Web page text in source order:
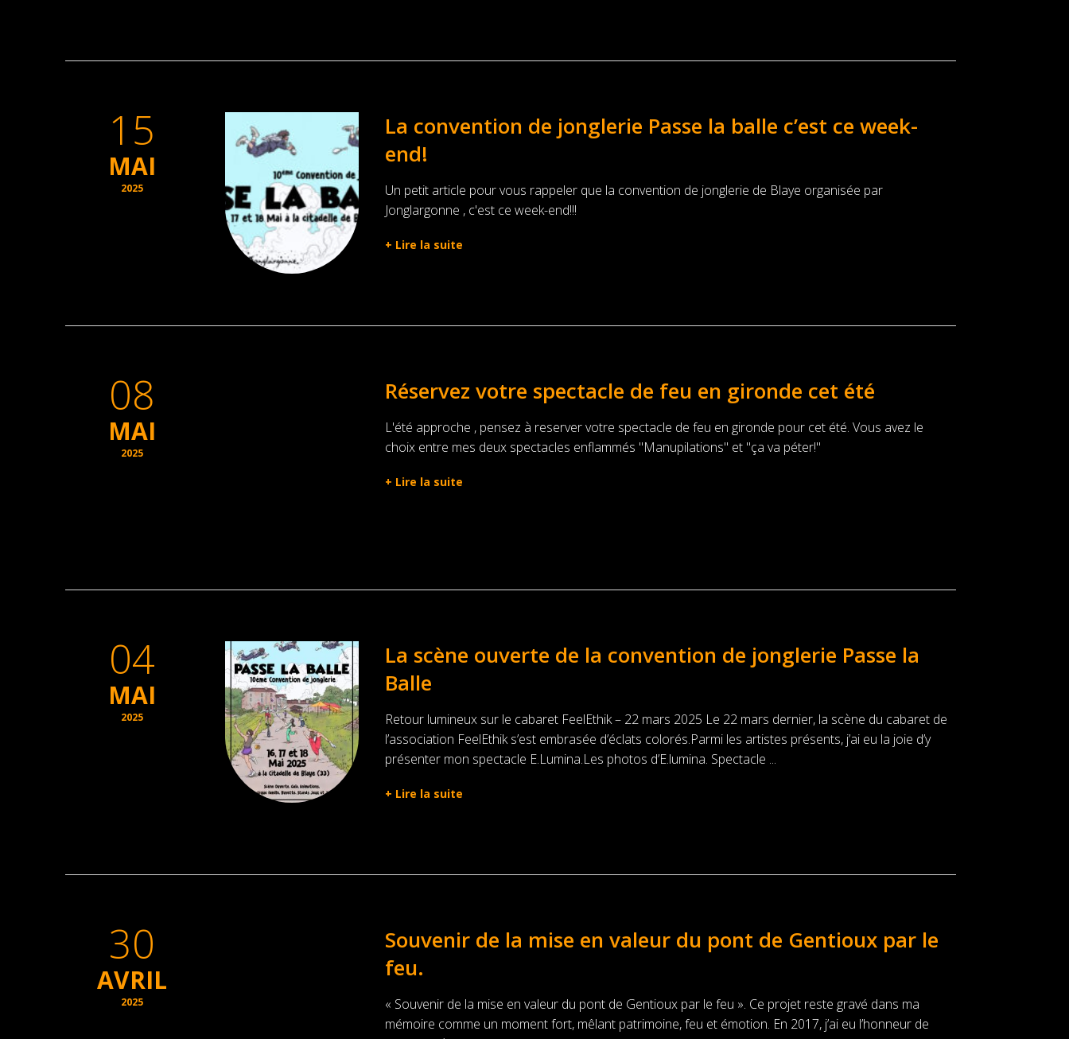
15
MAI
2025
La convention de jonglerie Passe la balle c’est ce week-
end!
Un petit article pour vous rappeler que la convention de jonglerie de Blaye organisée par
Jonglargonne , c'est ce week-end!!!
+ Lire la suite
08
MAI
2025
Réservez votre spectacle de feu en gironde cet été
L'été approche , pensez à reserver votre spectacle de feu en gironde pour cet été. Vous avez le
choix entre mes deux spectacles enflammés "Manupilations" et "ça va péter!"
+ Lire la suite
04
MAI
2025
La scène ouverte de la convention de jonglerie Passe la
Balle
Retour lumineux sur le cabaret FeelEthik – 22 mars 2025 Le 22 mars dernier, la scène du cabaret de
l’association FeelEthik s’est embrasée d’éclats colorés.Parmi les artistes présents, j’ai eu la joie d’y
présenter mon spectacle E.Lumina.Les photos d’E.lumina. Spectacle ...
+ Lire la suite
30
AVRIL
2025
Souvenir de la mise en valeur du pont de Gentioux par le
feu.
« Souvenir de la mise en valeur du pont de Gentioux par le feu ». Ce projet reste gravé dans ma
mémoire comme un moment fort, mêlant patrimoine, feu et émotion. En 2017, j’ai eu l’honneur de